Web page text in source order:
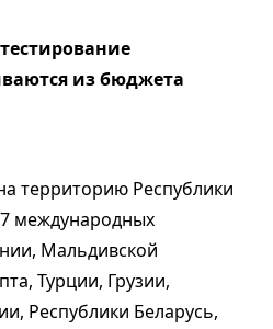
из бюджета
территорию Республики
международных
Мальдивской
Турции, Грузии,
Республики Беларусь,